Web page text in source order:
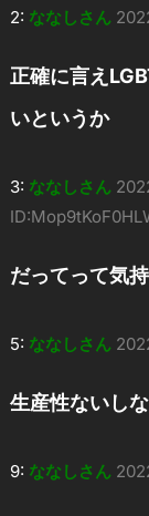
2: ななしさん
正確に言え
いというか
3: ななしさん
だってって気
5: ななしさん
生産性ないしな
9: ななしさん